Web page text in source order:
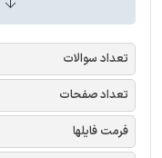
تعداد سوالات
تعداد صفحات
فرمت فایلها